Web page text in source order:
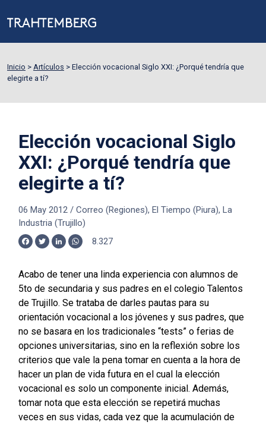
Inicio > Artículos > Elección vocacional Siglo XXI: ¿Porqué tendría que
elegirte a tí?
Elección vocacional Siglo
XXI: ¿Porqué tendría que
elegirte a tí?
06 May 2012/ Correo (Regiones), El Tiempo (Piura), La
Industria (Trujillo)
Facebook
TwitterLinkedInWhatsApp
8.327
Acabo de tener una linda experiencia con alumnos de
5to de secundaria y sus padres en el colegio Talentos
de Trujillo. Se trataba de darles pautas para su
orientación vocacional a los jóvenes y sus padres, que
no se basara en los tradicionales “tests” o ferias de
opciones universitarias, sino en la reflexión sobre los
criterios que vale la pena tomar en cuenta a la hora de
hacer un plan de vida futura en el cual la elección
vocacional es solo un componente inicial. Además,
tomar nota que esta elección se repetirá muchas
veces en sus vidas, cada vez que la acumulación de